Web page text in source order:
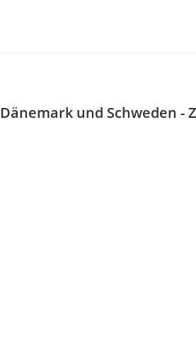
Dänemark und Schweden -